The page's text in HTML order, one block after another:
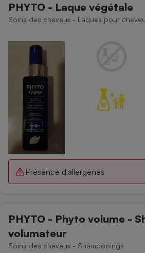
PHYTO - Laque végétale
Soins des cheveux - Laques pour
Présence d'allergènes
PHYTO - Phyto volume -
volumateur
Soins des cheveux - Shampooings